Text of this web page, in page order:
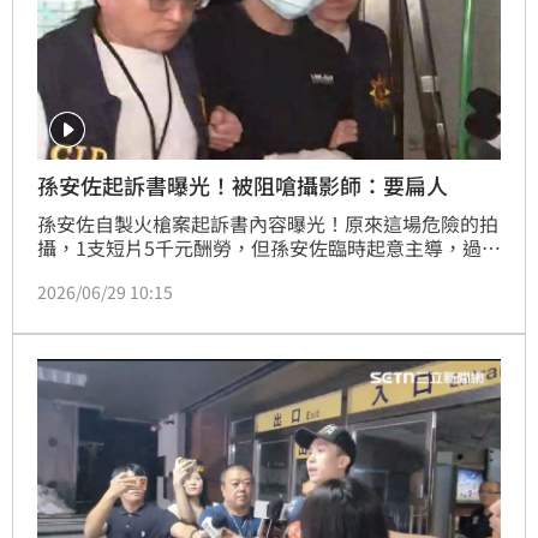
孫安佐起訴書曝光！被阻嗆攝影師：要扁人
孫安佐自製火槍案起訴書內容曝光！原來這場危險的拍
攝，1支短片5千元酬勞，但孫安佐臨時起意主導，過程
還說「不會有警察啦」。這回為了流量玩火，代價不
2026/06/29 10:15